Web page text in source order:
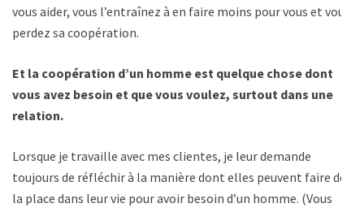
vous aider, vous l’entraînez à en faire moins pour vous et vous
perdez sa coopération.
Et la coopération d’un homme est quelque chose dont
vous avez besoin et que vous voulez, surtout dans une
relation.
Lorsque je travaille avec mes clientes, je leur demande
toujours de réfléchir à la manière dont elles peuvent faire de
la place dans leur vie pour avoir besoin d’un homme. (Vous